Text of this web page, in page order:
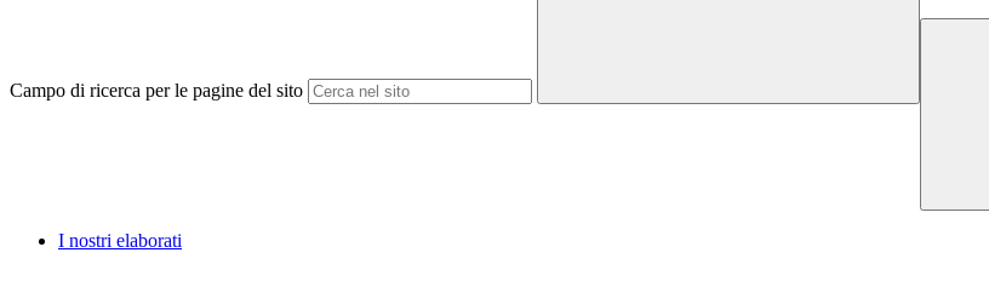
Campo di ricerca per le pagine del sito
I nostri elaborati